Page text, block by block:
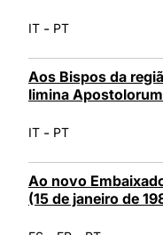
IT - PT
Aos Bispos da
limina
IT - PT
Ao novo
(15 de janeiro de